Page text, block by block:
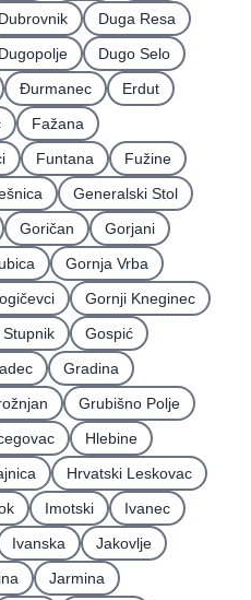
Dubrovnik
Duga Resa
Dugopolje
Dugo Selo
Ðurmanec
Erdut
Fažana
Funtana
Fužine
Generalski Stol
Goričan
Gorjani
Gornja Vrba
Gornji Kneginec
Gospić
Gradina
Grubišno Polje
Hlebine
Hrvatski Leskovac
Imotski
Ivanec
Ivanska
Jakovlje
Jarmina